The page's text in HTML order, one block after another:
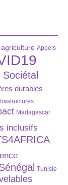
agriculture Appels
durables
Madagascar
inclusifs
Tunisie